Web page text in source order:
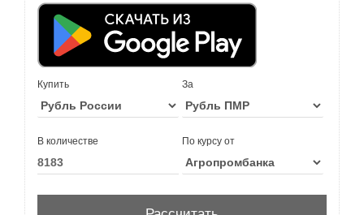
Купить За
В количестве По курсу от